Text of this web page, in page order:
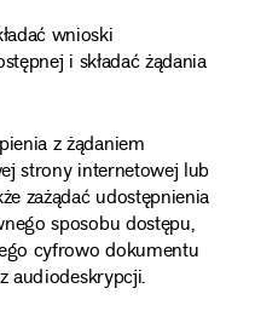
wnioski
i składać żądania
z żądaniem
strony internetowej lub
zażądać udostępnienia
sposobu dostępu,
cyfrowo dokumentu
audiodeskrypcji.